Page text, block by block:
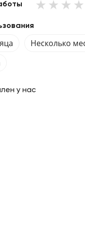
Несколько
у нас